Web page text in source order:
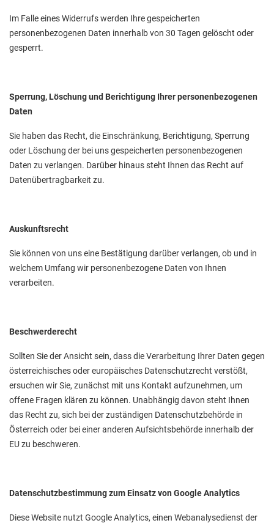
Im Falle eines Widerrufs werden Ihre gespeicherten
personenbezogenen Daten innerhalb von 30 Tagen gelöscht oder
gesperrt.
Sperrung, Löschung und Berichtigung Ihrer personenbezogenen
Daten
Sie haben das Recht, die Einschränkung, Berichtigung, Sperrung
oder Löschung der bei uns gespeicherten personenbezogenen
Daten zu verlangen. Darüber hinaus steht Ihnen das Recht auf
Datenübertragbarkeit zu.
Auskunftsrecht
Sie können von uns eine Bestätigung darüber verlangen, ob und in
welchem Umfang wir personenbezogene Daten von Ihnen
verarbeiten.
Beschwerderecht
Sollten Sie der Ansicht sein, dass die Verarbeitung Ihrer Daten gegen
österreichisches oder europäisches Datenschutzrecht verstößt,
ersuchen wir Sie, zunächst mit uns Kontakt aufzunehmen, um
offene Fragen klären zu können. Unabhängig davon steht Ihnen
das Recht zu, sich bei der zuständigen Datenschutzbehörde in
Österreich oder bei einer anderen Aufsichtsbehörde innerhalb der
EU zu beschweren.
Datenschutzbestimmung zum Einsatz von Google Analytics
Diese Website nutzt Google Analytics, einen Webanalysedienst der